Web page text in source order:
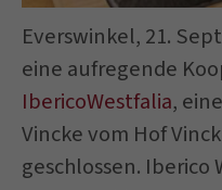
Everswinkel, 21.
eine aufregende
IbericoWestfalia,
Vincke vom Hof
geschlossen.